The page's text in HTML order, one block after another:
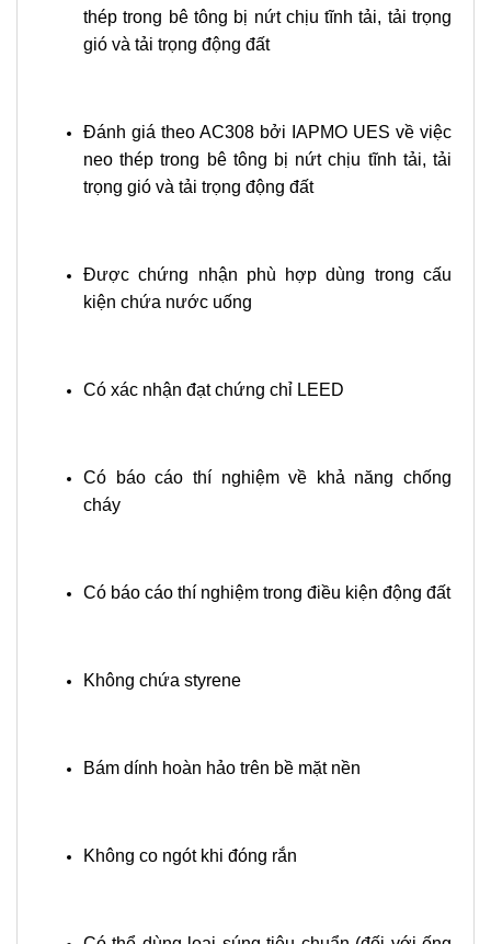
thép trong bê tông bị nứt chịu tĩnh tải, tải trọng
gió và tải trọng động đất
Đánh giá theo AC308 bởi IAPMO UES về việc
neo thép trong bê tông bị nứt chịu tĩnh tải, tải
trọng gió và tải trọng động đất
Được chứng nhận phù hợp dùng trong cấu
kiện chứa nước uống
Có xác nhận đạt chứng chỉ LEED
Có báo cáo thí nghiệm về khả năng chống
cháy
Có báo cáo thí nghiệm trong điều kiện động đất
Không chứa styrene
Bám dính hoàn hảo trên bề mặt nền
Không co ngót khi đóng rắn